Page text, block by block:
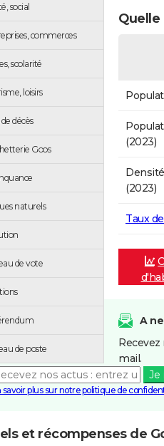
social
commerces
scolarité
loisirs
décès
Goos
naturels
de vote
de poste
Quelle
(2023)
(2023)
Taux
A
mail.
Je
savoir plus sur notre politique de
et récompenses de